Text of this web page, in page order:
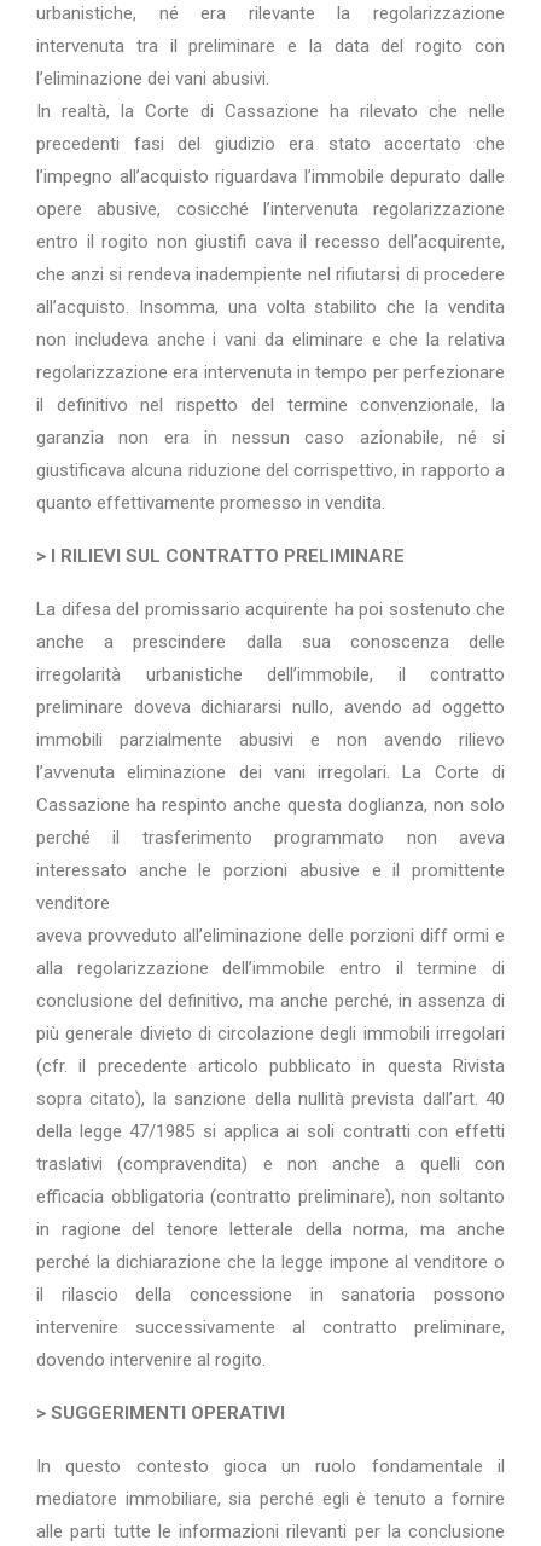
urbanistiche, né era rilevante la regolarizzazione
intervenuta tra il preliminare e la data del rogito con
l’eliminazione dei vani abusivi.
In realtà, la Corte di Cassazione ha rilevato che nelle
precedenti fasi del giudizio era stato accertato che
l’impegno all’acquisto riguardava l’immobile depurato dalle
opere abusive, cosicché l’intervenuta regolarizzazione
entro il rogito non giustifi cava il recesso dell’acquirente,
che anzi si rendeva inadempiente nel rifiutarsi di procedere
all’acquisto. Insomma, una volta stabilito che la vendita
non includeva anche i vani da eliminare e che la relativa
regolarizzazione era intervenuta in tempo per perfezionare
il definitivo nel rispetto del termine convenzionale, la
garanzia non era in nessun caso azionabile, né si
giustificava alcuna riduzione del corrispettivo, in rapporto a
quanto effettivamente promesso in vendita.
> I RILIEVI SUL CONTRATTO PRELIMINARE
La difesa del promissario acquirente ha poi sostenuto che
anche a prescindere dalla sua conoscenza delle
irregolarità urbanistiche dell’immobile, il contratto
preliminare doveva dichiararsi nullo, avendo ad oggetto
immobili parzialmente abusivi e non avendo rilievo
l’avvenuta eliminazione dei vani irregolari. La Corte di
Cassazione ha respinto anche questa doglianza, non solo
perché il trasferimento programmato non aveva
interessato anche le porzioni abusive e il promittente
venditore
aveva provveduto all’eliminazione delle porzioni diff ormi e
alla regolarizzazione dell’immobile entro il termine di
conclusione del definitivo, ma anche perché, in assenza di
più generale divieto di circolazione degli immobili irregolari
(cfr. il precedente articolo pubblicato in questa Rivista
sopra citato), la sanzione della nullità prevista dall’art. 40
della legge 47/1985 si applica ai soli contratti con effetti
traslativi (compravendita) e non anche a quelli con
efficacia obbligatoria (contratto preliminare), non soltanto
in ragione del tenore letterale della norma, ma anche
perché la dichiarazione che la legge impone al venditore o
il rilascio della concessione in sanatoria possono
intervenire successivamente al contratto preliminare,
dovendo intervenire al rogito.
> SUGGERIMENTI OPERATIVI
In questo contesto gioca un ruolo fondamentale il
mediatore immobiliare, sia perché egli è tenuto a fornire
alle parti tutte le informazioni rilevanti per la conclusione